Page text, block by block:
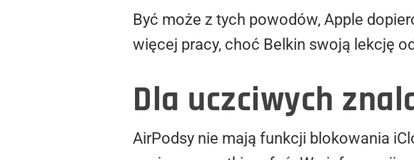
Być może z tych powodów, Apple
więcej pracy, choć Belkin swoją lekcję
Dla uczciwych
AirPodsy nie mają funkcji blokowania